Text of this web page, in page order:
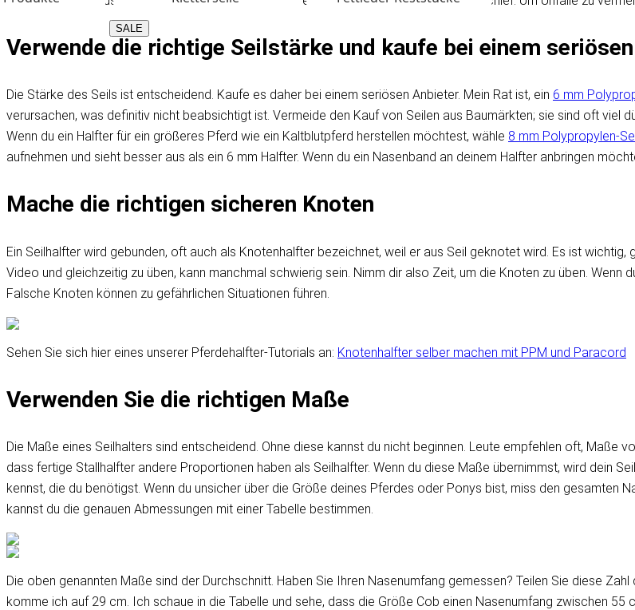
SALE
Verwende die richtige Seilstärke und kaufe bei einem
Die Stärke des Seils ist entscheidend. Kaufe es daher bei einem seriösen Anbieter. Mein Rat ist, ein 6 mm
verursachen, was definitiv nicht beabsichtigt ist. Vermeide den Kauf von Seilen aus Baumärkten; sie sind oft viel
Wenn du ein Halfter für ein größeres Pferd wie ein Kaltblutpferd herstellen möchtest, wähle 8 mm Polypropylen-
aufnehmen und sieht besser aus als ein 6 mm Halfter. Wenn du ein Nasenband an deinem Halfter anbringen
Mache die richtigen sicheren Knoten
Ein Seilhalfter wird gebunden, oft auch als Knotenhalfter bezeichnet, weil er aus Seil geknotet wird. Es ist
Video und gleichzeitig zu üben, kann manchmal schwierig sein. Nimm dir also Zeit, um die Knoten zu üben.
Falsche Knoten können zu gefährlichen Situationen führen.
Sehen Sie sich hier eines unserer Pferdehalfter-Tutorials an: Knotenhalfter selber machen mit PPM und Paracord
Verwenden Sie die richtigen Maße
Die Maße eines Seilhalters sind entscheidend. Ohne diese kannst du nicht beginnen. Leute empfehlen oft, Maße
dass fertige Stallhalfter andere Proportionen haben als Seilhalfter. Wenn du diese Maße übernimmst, wird dein
kennst, die du benötigst. Wenn du unsicher über die Größe deines Pferdes oder Ponys bist, miss den gesamten
kannst du die genauen Abmessungen mit einer Tabelle bestimmen.
Die oben genannten Maße sind der Durchschnitt. Haben Sie Ihren Nasenumfang gemessen? Teilen Sie diese
komme ich auf 29 cm. Ich schaue in die Tabelle und sehe, dass die Größe Cob einen Nasenumfang zwischen 55